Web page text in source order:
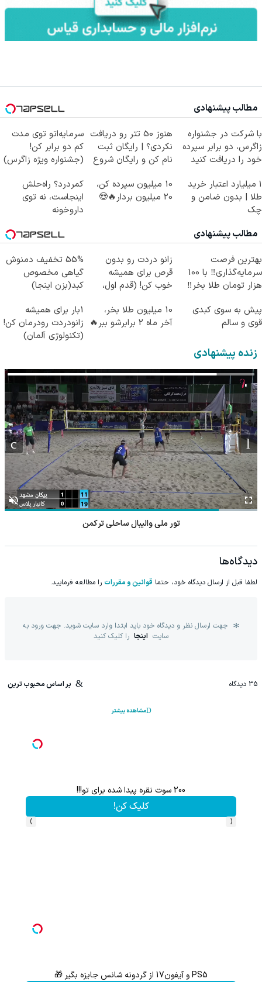
مطالب پیشنهادی
با شرکت در جشنواره
زاگرس، دو برابر سپرده
خود را دریافت کنید
هنوز 50 تتر رو دریافت
نکردی؟ | رایگان ثبت
نام کن و رایگان شروع
سرمایه‌اتو توی مدت
کم دو برابر کن!
(جشنواره ویژه زاگرس)
۱ میلیارد اعتبار خرید
طلا | بدون ضامن و
چک
10 میلیون سپرده کن،
20 میلیون بردار🔥😍
کمردرد؟ راه‌حلش
اینجاست، نه توی
داروخونه
مطالب پیشنهادی
بهترین فرصت
سرمایه‌گذاری‼️ با 100
هزار تومان طلا بخر‼️
زانو دردت رو بدون
قرص برای همیشه
خوب کن! (قدم اول،
55% تخفیف دمنوش
گیاهی مخصوص
کبد(بزن اینجا)
پیش به سوی کبدی
قوی و سالم
10 میلیون طلا بخر،
آخر ماه 2 برابرشو ببر🔥
1بار برای همیشه
زانودردت رودرمان کن!
(تکنولوژی آلمان)
زنده پیشنهادی
تور ملی والیبال ساحلی ترکمن
دیدگاه‌ها
لطفا قبل از ارسال دیدگاه خود، حتما قوانین و مقررات را مطالعه فرمایید.
جهت ارسال نظر و دیدگاه خود باید ابتدا وارد سایت شوید. جهت ورود به
سایت اینجا را کلیک کنید
35 دیدگاه بر اساس محبوب ترین
مشاهده بیشتر
200 سوت نقره پیدا شده برای تو!!!
کلیک کن!
‹
›
PS5 و آیفون17 از گردونه شانس جایزه بگیر 🎁